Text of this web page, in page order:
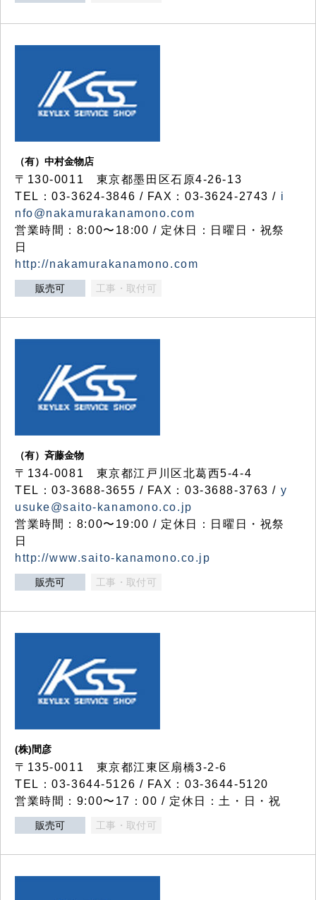
（有）中村金物店
〒130-0011 東京都墨田区石原4-26-13
TEL：03-3624-3846 / FAX：03-3624-2743 / i
nfo@nakamurakanamono.com
営業時間：8:00〜18:00 / 定休日：日曜日・祝祭
日
http://nakamurakanamono.com
販売可 工事・取付可
（有）斉藤金物
〒134-0081 東京都江戸川区北葛西5-4-4
TEL：03-3688-3655 / FAX：03-3688-3763 / y
usuke@saito-kanamono.co.jp
営業時間：8:00〜19:00 / 定休日：日曜日・祝祭
日
http://www.saito-kanamono.co.jp
販売可 工事・取付可
(株)間彦
〒135-0011 東京都江東区扇橋3-2-6
TEL：03-3644-5126 / FAX：03-3644-5120
営業時間：9:00〜17：00 / 定休日：土・日・祝
販売可 工事・取付可